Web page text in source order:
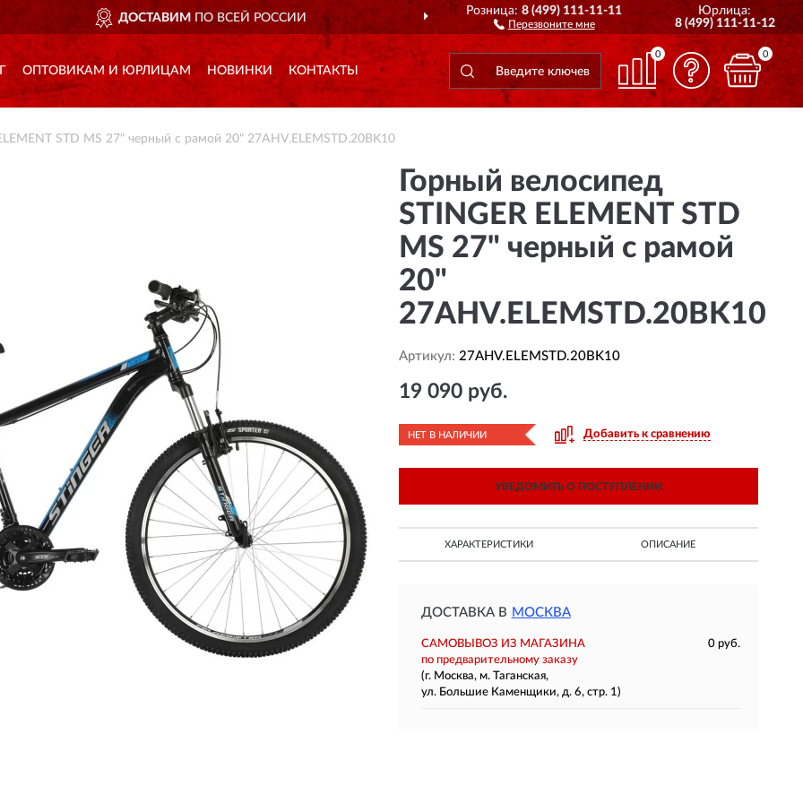
ДОСТАВИМ ПО ВСЕЙ РОССИИ ПОЛНЫЙ АССОРТИМЕНТ БРЕНДА
Розница:8 (499) 111-11-11
Перезвоните мне
Юрлица:
8 (499) 111-11-12
ОПТОВИКАМ И ЮРЛИЦАМ НОВИНКИ КОНТАКТЫ
0 0
STD MS 27" черный с рамой 20" 27AHV.ELEMSTD.20BK10
Горный велосипед
STINGER ELEMENT STD
MS 27" черный с рамой
20"
27AHV.ELEMSTD.20BK10
Артикул: 27AHV.ELEMSTD.20BK10
19 090 руб.
НЕТ В НАЛИЧИИ Добавить к сравнению
УВЕДОМИТЬ О ПОСТУПЛЕНИИ
ХАРАКТЕРИСТИКИ ОПИСАНИЕ
ДОСТАВКА В МОСКВА
САМОВЫВОЗ ИЗ МАГАЗИНА
0 руб.
по предварительному заказу
(г. Москва, м. Таганская,
ул. Большие Каменщики, д. 6, стр. 1)